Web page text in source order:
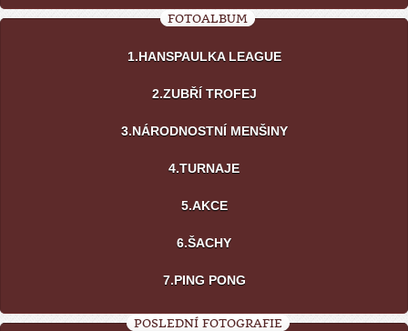
FOTOALBUM
1.HANSPAULKA LEAGUE
2.ZUBŘÍ TROFEJ
3.NÁRODNOSTNÍ MENŠINY
4.TURNAJE
5.AKCE
6.ŠACHY
7.PING PONG
POSLEDNÍ FOTOGRAFIE